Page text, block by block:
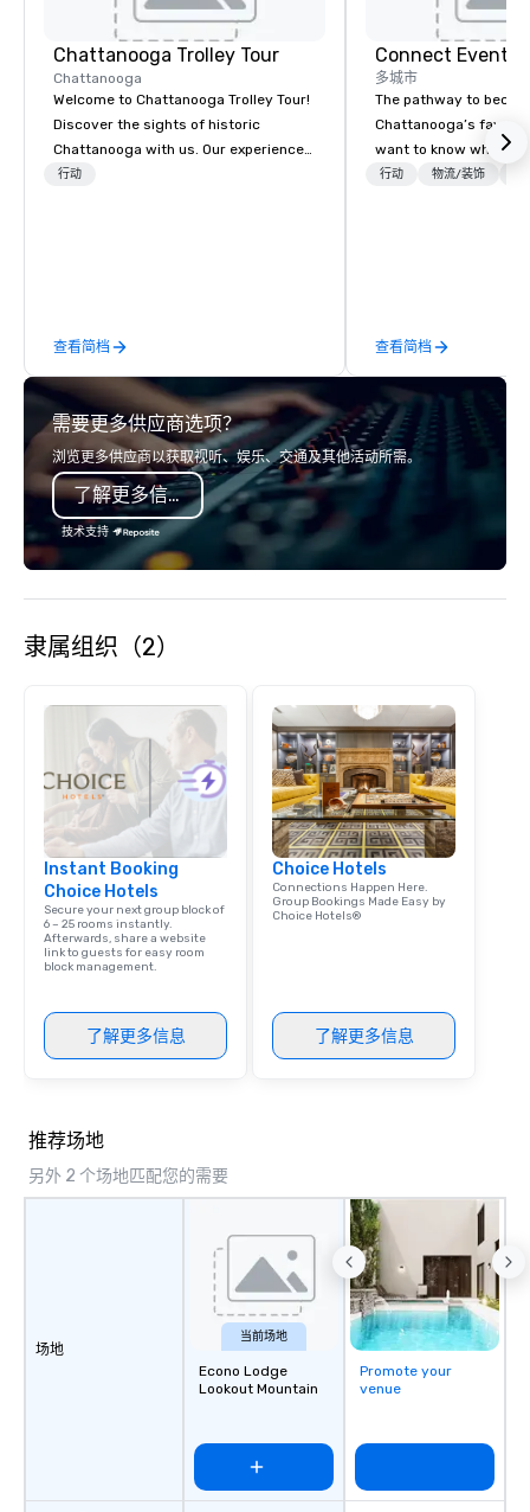
Chattanooga Trolley Tour
Chattanooga
Welcome to Chattanooga Trolley Tour!
Discover the sights of historic
Chattanooga with us. Our experienced
guide will take you on a leisurely ride
行动
查看简档
Connect Event
多城市
The pathway to
Chattanooga’s
want to know where
we’re going to have
was on meeting and
incentive travel
long before we
headquarters to the
of Las Vegas, where
corporate clients
2014 the hills of
home. After moving
made us truly
services, meeting
incentive travel all
umbrella. Our clients
like to keep things
decided it was time
change. That’s when
into Connect Event
with the new brand,
our company
行动 物流/装饰
查看简档
需要更多供应商选项？
浏览更多供应商以获取视听、娱乐、交通及其他活动所需。
了解更多信息
技术支持
隶属组织（2）
Instant Booking
Choice Hotels
Secure your next group block of
6 – 25 rooms instantly.
Afterwards, share a website
link to guests for easy room
block management.
了解更多信息
Choice Hotels
Connections Happen Here.
Group Bookings Made Easy by
Choice Hotels®
了解更多信息
推荐场地
另外 2 个场地匹配您的需要
场地
当前场地
Econo Lodge
Lookout Mountain
Promote your
venue